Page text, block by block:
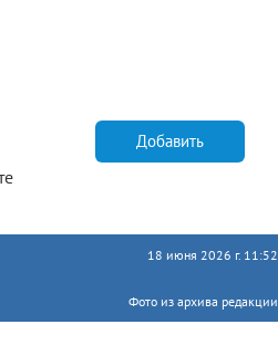
Добавить
18 июня 2026 г. 11:52
Фото из архива редакции